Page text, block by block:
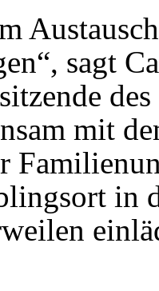
sagt
mit
in